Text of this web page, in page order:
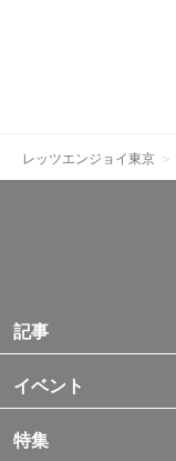
レッツエンジョイ東京
記事
イベント
特集